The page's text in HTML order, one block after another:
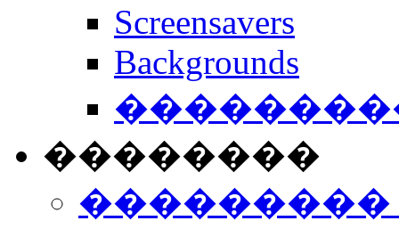
Screensavers
Backgrounds
��������
���������